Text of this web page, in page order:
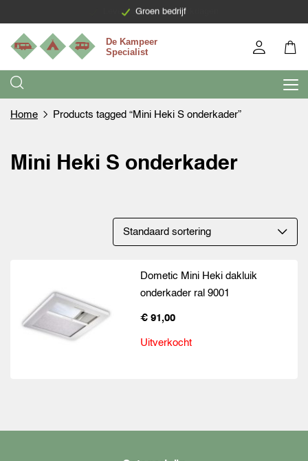
Groen bedrijf
Levering binnen 7 werkdagen
Home Products tagged “Mini Heki S onderkader”
Mini Heki S onderkader
Dometic Mini Heki dakluik
onderkader ral 9001
€ 91,00
Uitverkocht